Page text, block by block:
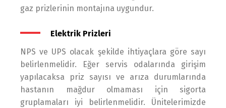
gaz prizlerinin montajına uygundur.
Elektrik Prizleri
NPS ve UPS olacak şekilde ihtiyaçlara göre sayı
belirlenmelidir. Eğer servis odalarında girişim
yapılacaksa priz sayısı ve arıza durumlarında
hastanın mağdur olmaması için sigorta
gruplamaları iyi belirlenmelidir. Ünitelerimizde